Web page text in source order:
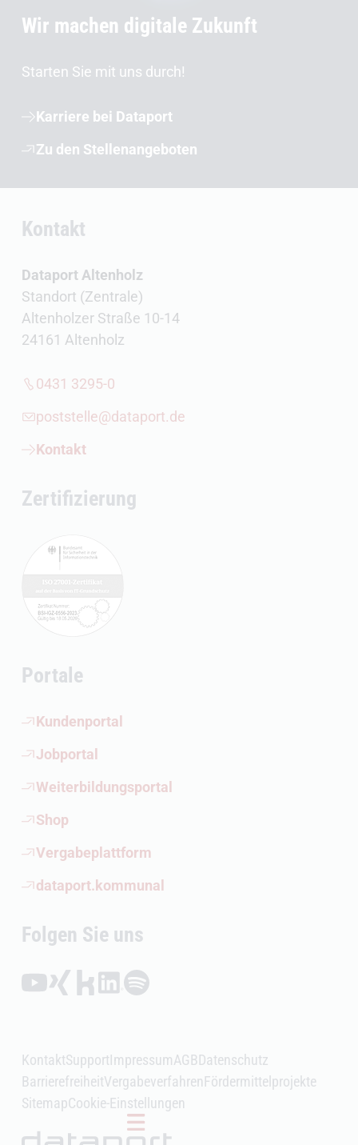
Wir machen digitale Zukunft
Starten Sie mit uns durch!
Karriere bei Dataport
Zu den Stellenangeboten
Kontakt
Dataport Altenholz
Standort (Zentrale)
Altenholzer Straße 10-14
24161 Altenholz
0431 3295-0
poststelle@dataport.de
Kontakt
Zertifizierung
Portale
Kundenportal
(Öffnet externen Link)
Jobportal
(Öffnet externen Link)
Weiterbildungsportal
(Öffnet externen Link)
Shop
(Öffnet externen Link)
Vergabeplattform
(Öffnet externen Link)
dataport.kommunal
(Öffnet externen Link)
Folgen Sie uns
Folgen auf YouTube (Öffnet externen Link)
Folgen auf Xing (Öffnet externen Link)
Folgen auf Kununu (Öffnet externen Link)
Folgen auf LinkedIn (Öffnet externen Link)
Folgen auf Spotify (Öffnet externen Link)
KontaktSupportImpressumAGBDatenschutz
BarrierefreiheitVergabeverfahrenFördermittelprojekte
SitemapCookie-Einstellungen